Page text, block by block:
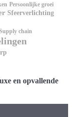
Persoonlijke groei
Sfeerverlichting
chain
en opvallende